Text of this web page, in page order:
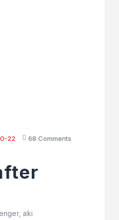
22 68 Comments
aki